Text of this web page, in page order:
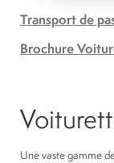
Transport de
Brochure
Une vaste gamme